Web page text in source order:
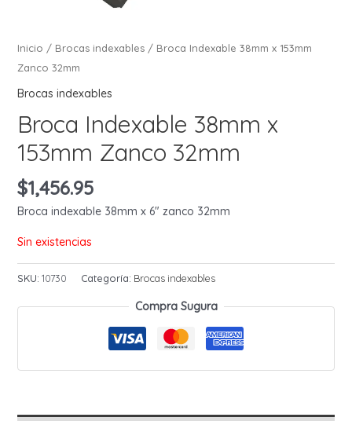
Inicio / Brocas indexables/ Broca Indexable 38mm x 153mm
Zanco 32mm
Brocas indexables
Broca Indexable 38mm x
153mm Zanco 32mm
$1,456.95
Broca indexable 38mm x 6″ zanco 32mm
Sin existencias
SKU: 10730 Categoría: Brocas indexables
Compra Sugura